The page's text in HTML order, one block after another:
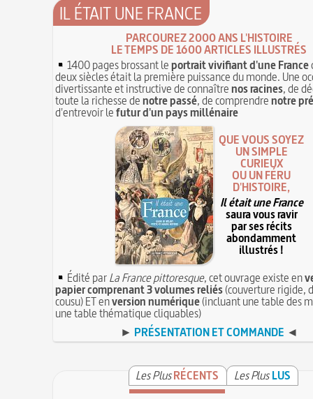
IL ÉTAIT UNE FRANCE
PARCOUREZ 2000 ANS L'HISTOIRE
LE TEMPS DE 1600 ARTICLES ILLUSTRÉS
1400 pages brossant leportrait vivifiant d'une France
deux siècles était la première puissance du monde. Une
divertissante et instructive de connaîtrenos racines, de
toute la richesse denotre passé, de comprendrenotre
d'entrevoir lefutur d'un pays millénaire
QUE VOUS SOYEZ
UN SIMPLE
CURIEUX
OU UN FÉRU
D'HISTOIRE,
Il était une France
saura vous ravir
par ses récits
abondamment
illustrés !
Édité parLa France pittoresque, cet ouvrage existe en
papier comprenant 3 volumes reliés(couverture rigide,
cousu) ET enversion numérique(incluant une table des
une table thématique cliquables)
► PRÉSENTATION ET COMMANDE ◄
Les PlusRÉCENTS Les Plus LUS